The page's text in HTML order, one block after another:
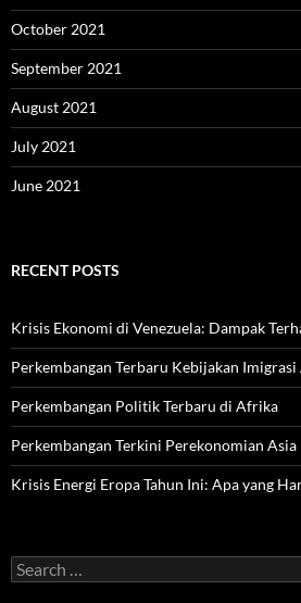
October 2021
September 2021
August 2021
July 2021
June 2021
RECENT POSTS
Krisis Ekonomi di Venezuela: Dampak
Perkembangan Terbaru Kebijakan
Perkembangan Politik Terbaru di Afrika
Perkembangan Terkini Perekonomian Asia
Krisis Energi Eropa Tahun Ini: Apa yang
Search
for: